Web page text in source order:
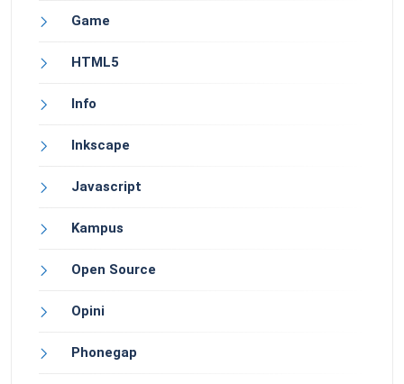
Game
HTML5
Info
Inkscape
Javascript
Kampus
Open Source
Opini
Phonegap